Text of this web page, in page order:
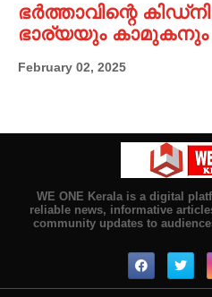
ഭർത്താവിന്റെ കിഡ്നി
ഭാര്യയും കാമുകനും
February 02, 2025
WE ONE Kerala is a digital
reliable news, informative
community updates to